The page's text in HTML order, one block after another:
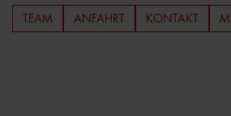
TEAM ANFAHRT KONTAKT